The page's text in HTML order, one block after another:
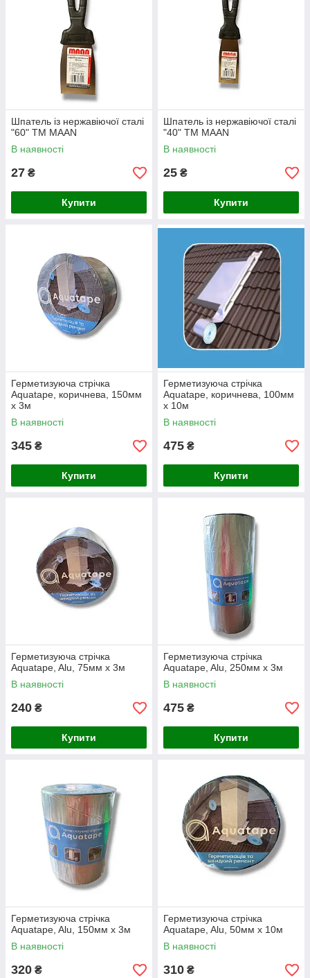
Шпатель із нержавіючої сталі
"60" ТМ MAAN
В наявності
27 ₴
Купити
Шпатель із нержавіючої сталі
"40" ТМ MAAN
В наявності
25 ₴
Купити
Герметизуюча стрічка
Aquatape, коричнева, 150мм
x 3м
В наявності
345 ₴
Купити
Герметизуюча стрічка
Aquatape, коричнева, 100мм
x 10м
В наявності
475 ₴
Купити
Герметизуюча стрічка
Aquatape, Alu, 75мм x 3м
В наявності
240 ₴
Купити
Герметизуюча стрічка
Aquatape, Alu, 250мм x 3м
В наявності
475 ₴
Купити
Герметизуюча стрічка
Aquatape, Alu, 150мм x 3м
В наявності
320 ₴
Герметизуюча стрічка
Aquatape, Alu, 50мм x 10м
В наявності
310 ₴